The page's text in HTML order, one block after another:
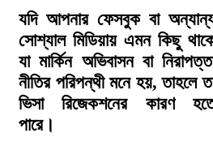
যদি আপনার ফেসবুক বা
সোশ্যাল মিডিয়ায় এমন কিছু
যা মার্কিন অভিবাসন বা
নীতির পরিপন্থী মনে হয়, তাহলে
ভিসা রিজেকশনের কারণ
পারে।